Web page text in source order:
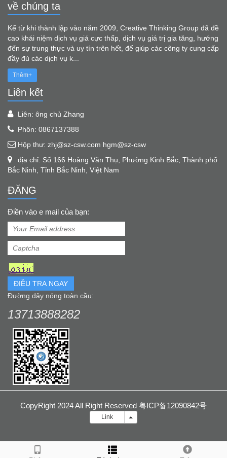
về chúng ta
Kể từ khi thành lập vào năm 2009, Creative Thinking Group đã đề
cao khái niệm dịch vụ giá cực thấp, dịch vụ giá trị gia tăng, hướng
đến sự trung thực và uy tín trên hết, để giúp các công ty cung cấp
đầy đủ các dịch vụ k...
Thêm+
Liên kết
Liên: ông chủ Zhang
Phôn: 0867137388
Hộp thư: zhj@sz-csw.com hgm@sz-csw
địa chỉ: Số 166 Hoàng Văn Thụ, Phường Kinh Bắc, Thành phố
Bắc Ninh, Tỉnh Bắc Ninh, Việt Nam
ĐĂNG
Điền vào e mail của bạn:
ĐIỀU TRA NGAY
Đường dây nóng toàn cầu:
13713888282
CopyRight 2024 All Right Reserved 粤ICP备12090842号
Link Liên